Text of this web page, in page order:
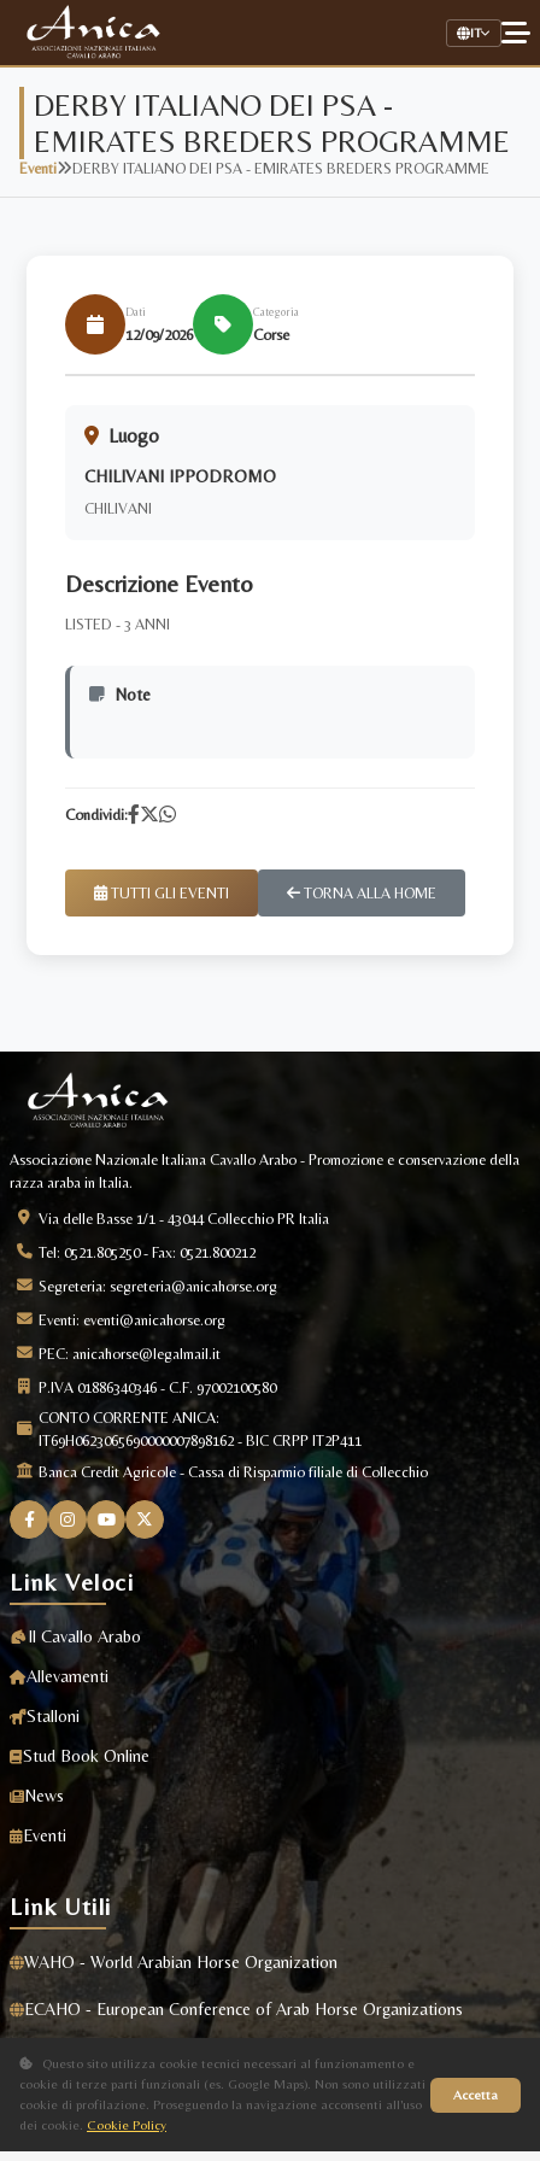
IT
Home
Allevamenti
Link Utili
DERBY ITALIANO DEI PSA -
EMIRATES BREDERS PROGRAMME
Eventi DERBY ITALIANO DEI PSA - EMIRATES BREDERS PROGRAMME
Dati
12/09/2026
Categoria
Corse
Luogo
CHILIVANI IPPODROMO
CHILIVANI
Descrizione Evento
LISTED - 3 ANNI
Note
Condividi:
TUTTI GLI EVENTI TORNA ALLA HOME
Associazione Nazionale Italiana Cavallo Arabo - Promozione e conservazione della
razza araba in Italia.
Via delle Basse 1/1 - 43044 Collecchio PR Italia
Tel: 0521.805250 - Fax: 0521.800212
Segreteria: segreteria@anicahorse.org
Eventi: eventi@anicahorse.org
PEC: anicahorse@legalmail.it
P.IVA 01886340346 - C.F. 97002100580
CONTO CORRENTE ANICA:
IT69H0623065690000007898162 - BIC CRPP IT2P411
Banca Credit Agricole - Cassa di Risparmio filiale di Collecchio
Link Veloci
Il Cavallo Arabo
Allevamenti
Stalloni
Stud Book Online
News
Eventi
Link Utili
WAHO - World Arabian Horse Organization
ECAHO - European Conference of Arab Horse Organizations
MasafQuesto sito utilizza cookie tecnici necessari al funzionamento e
cookie di terze parti funzionali (es. Google Maps). Non sono utilizzati
cookie di profilazione. Proseguendo la navigazione acconsenti all'uso
dei cookie. Cookie Policy
Accetta